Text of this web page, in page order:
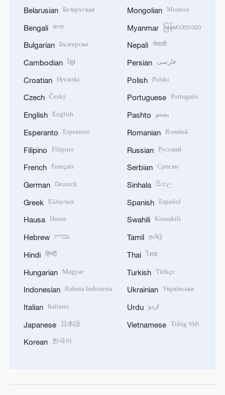
Belarusian Беларуская
Bengali বাংলা
Bulgarian Български
Cambodian ខ្មែរ
Croatian Hrvatski
Czech Český
English English
Esperanto Esperanto
Filipino Filipino
French Français
German Deutsch
Greek Ελληνικά
Hausa Hausa
Hebrew עברית
Hindi हिन्दी
Hungarian Magyar
Indonesian Bahasa Indonesia
Italian Italiano
Japanese 日本語
Korean 한국어
Mongolian Монгол
Myanmar မြန်မာဘာသာ
Nepali नेपाली
Persian فارسی
Polish Polski
Portuguese Português
Pashto پښتو
Romanian Română
Russian Русский
Serbian Српски
Sinhala සිංහල
Spanish Español
Swahili Kiswahili
Tamil தமிழ்
Thai ไทย
Turkish Türkçe
Ukrainian Українська
Urdu اردو
Vietnamese Tiếng Việt